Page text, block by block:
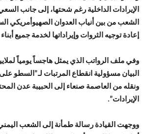
الإيرادات الداخلية رغم شحتها، إلى جانب
الشعب من بين أنياب العدوان الصهيوأمريكي
إعادة توجيه الثروات وإيراداتها لخدمة جميع
وفي ملف الرواتب الذي يمثل هاجساً يومياً
البيان مسؤولية انقطاع المرتبات لـ”السطو
ونقله من العاصمة صنعاء إلى الحبيبة عدن
الإيرادات”.
ووجهت القيادة رسالة طمأنة إلى الشعب اليمني